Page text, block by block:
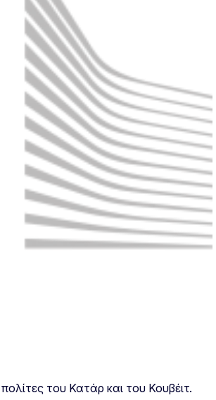
του Κατάρ και του Κουβέιτ.